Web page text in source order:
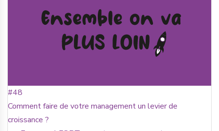
#48
Comment faire de votre management un levier de
croissance ?